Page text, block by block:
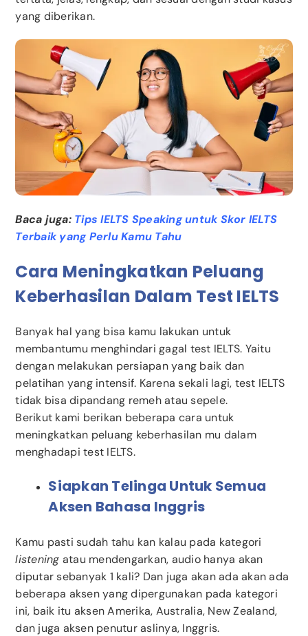
yang diberikan.
Baca juga: Tips IELTS Speaking untuk Skor IELTS
Terbaik yang Perlu Kamu Tahu
Cara Meningkatkan Peluang
Keberhasilan Dalam Test IELTS
Banyak hal yang bisa kamu lakukan untuk
membantumu menghindari gagal test IELTS. Yaitu
dengan melakukan persiapan yang baik dan
pelatihan yang intensif. Karena sekali lagi, test IELTS
tidak bisa dipandang remeh atau sepele.
Berikut kami berikan beberapa cara untuk
meningkatkan peluang keberhasilan mu dalam
menghadapi test IELTS.
Siapkan Telinga Untuk Semua
Aksen Bahasa Inggris
Kamu pasti sudah tahu kan kalau pada kategori
listening atau mendengarkan, audio hanya akan
diputar sebanyak 1 kali? Dan juga akan ada akan ada
beberapa aksen yang dipergunakan pada kategori
ini, baik itu aksen Amerika, Australia, New Zealand,
dan juga aksen penutur aslinya, Inggris.